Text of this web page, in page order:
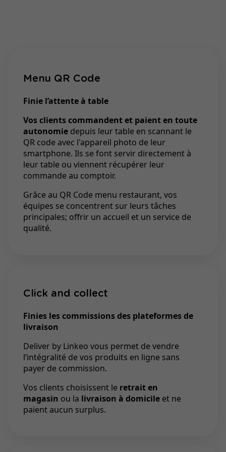
Menu QR Code
Finie l’attente à table
Vos clients commandent et paient en toute
autonomie depuis leur table en scannant le
QR code avec l'appareil photo de leur
smartphone. Ils se font servir directement à
leur table ou viennent récupérer leur
commande au comptoir.
Grâce au QR Code menu restaurant, vos
équipes se concentrent sur leurs tâches
principales; offrir un accueil et un service de
qualité.
Click and collect
Finies les commissions des plateformes de
livraison
Deliver by Linkeo vous permet de vendre
l’intégralité de vos produits en ligne sans
payer de commission.
Vos clients choisissent le retrait en
magasin ou la livraison à domicile et ne
paient aucun surplus.